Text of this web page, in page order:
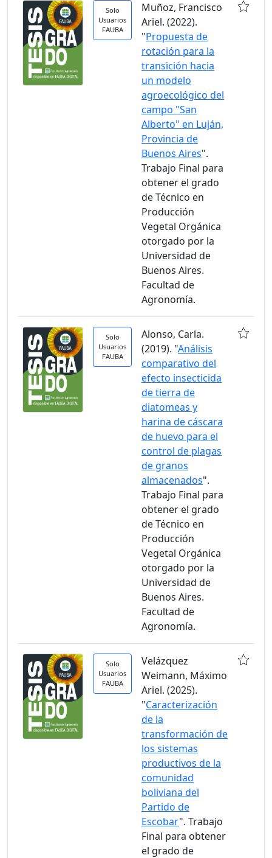
Solo
Usuarios
FAUBA
Muñoz, Francisco
Ariel. (2022).
"Propuesta de
rotación para la
transición hacia
un modelo
agroecológico del
campo "San
Alberto" en Luján,
Provincia de
Buenos Aires".
Trabajo Final para
obtener el grado
de Técnico en
Producción
Vegetal Orgánica
otorgado por la
Universidad de
Buenos Aires.
Facultad de
Agronomía.
Solo
Usuarios
FAUBA
Alonso, Carla.
(2019). "Análisis
comparativo del
efecto insecticida
de tierra de
diatomeas y
harina de cáscara
de huevo para el
control de plagas
de granos
almacenados".
Trabajo Final para
obtener el grado
de Técnico en
Producción
Vegetal Orgánica
otorgado por la
Universidad de
Buenos Aires.
Facultad de
Agronomía.
Solo
Usuarios
FAUBA
Velázquez
Weimann, Máximo
Ariel. (2025).
"Caracterización
de la
transformación de
los sistemas
productivos de la
comunidad
boliviana del
Partido de
Escobar". Trabajo
Final para obtener
el grado de